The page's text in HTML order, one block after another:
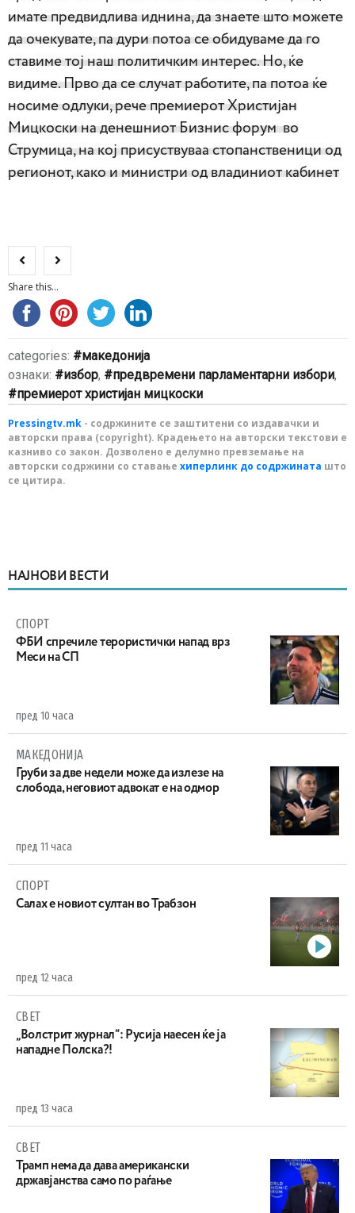
имате предвидлива иднина, да знаете што можете
да очекувате, па дури потоа се обидуваме да го
ставиме тој наш политичким интерес. Но, ќе
видиме. Прво да се случат работите, па потоа ќе
носиме одлуки, рече премиерот Христијан
Мицкоски на денешниот Бизнис форум во
Струмица, на кој присуствуваа стопанственици од
регионот, како и министри од владиниот кабинет
Share this...
categories:
македонија
ознаки:
избор, предвремени парламентарни избори,
премиерот христијан мицкоски
Pressingtv.mk - содржините се заштитени со издавачки и
авторски права (copyright). Крадењето на авторски текстови е
казниво со закон. Дозволено е делумно превземање на
авторски содржини со ставање хиперлинк до содржината што
се цитира.
НАЈНОВИ ВЕСТИ
СПОРТ
ФБИ спречиле терористички напад врз
Меси на СП
пред 10 часа
МАКЕДОНИЈА
Груби за две недели може да излезе на
слобода, неговиот адвокат е на одмор
пред 11 часа
СПОРТ
Салах е новиот султан во Трабзон
пред 12 часа
СВЕТ
„Волстрит журнал“: Русија наесен ќе ја
нападне Полска?!
пред 13 часа
СВЕТ
Трамп нема да дава американски
државјанства само по раѓање